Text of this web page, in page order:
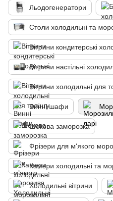
Льодогенератори
Столи холодильні та
Вітрини кондитерські
Вітрини настільні
Вітрини холодильні для
Винні шафи
Шокова заморозка
Фрізери для м'якого
Камери холодильні та
Холодильні вітрини